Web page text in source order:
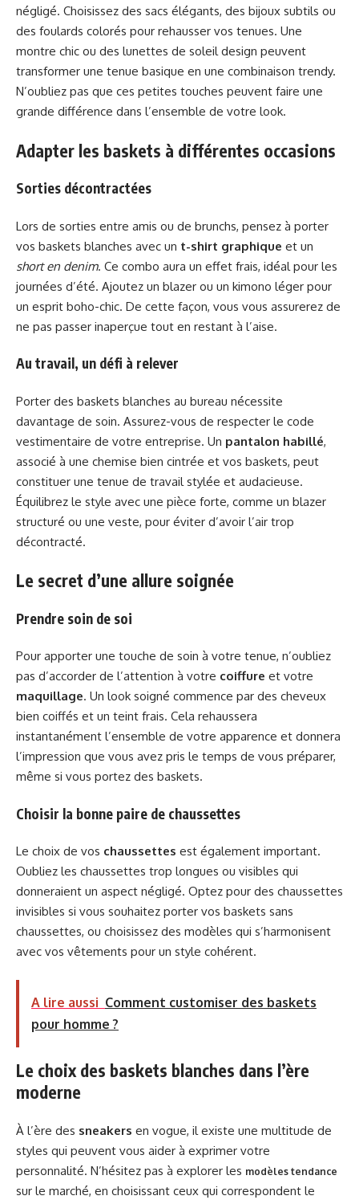
négligé. Choisissez des sacs élégants, des bijoux subtils ou
des foulards colorés pour rehausser vos tenues. Une
montre chic ou des lunettes de soleil design peuvent
transformer une tenue basique en une combinaison trendy.
N’oubliez pas que ces petites touches peuvent faire une
grande différence dans l’ensemble de votre look.
Adapter les baskets à différentes occasions
Sorties décontractées
Lors de sorties entre amis ou de brunchs, pensez à porter
vos baskets blanches avec un t-shirt graphique et un
short en denim. Ce combo aura un effet frais, idéal pour les
journées d’été. Ajoutez un blazer ou un kimono léger pour
un esprit boho-chic. De cette façon, vous vous assurerez de
ne pas passer inaperçue tout en restant à l’aise.
Au travail, un défi à relever
Porter des baskets blanches au bureau nécessite
davantage de soin. Assurez-vous de respecter le code
vestimentaire de votre entreprise. Un pantalon habillé,
associé à une chemise bien cintrée et vos baskets, peut
constituer une tenue de travail stylée et audacieuse.
Équilibrez le style avec une pièce forte, comme un blazer
structuré ou une veste, pour éviter d’avoir l’air trop
décontracté.
Le secret d’une allure soignée
Prendre soin de soi
Pour apporter une touche de soin à votre tenue, n’oubliez
pas d’accorder de l’attention à votre coiffure et votre
maquillage. Un look soigné commence par des cheveux
bien coiffés et un teint frais. Cela rehaussera
instantanément l’ensemble de votre apparence et donnera
l’impression que vous avez pris le temps de vous préparer,
même si vous portez des baskets.
Choisir la bonne paire de chaussettes
Le choix de vos chaussettes est également important.
Oubliez les chaussettes trop longues ou visibles qui
donneraient un aspect négligé. Optez pour des chaussettes
invisibles si vous souhaitez porter vos baskets sans
chaussettes, ou choisissez des modèles qui s’harmonisent
avec vos vêtements pour un style cohérent.
A lire aussi Comment customiser des baskets
pour homme ?
Le choix des baskets blanches dans l’ère
moderne
À l’ère des sneakers en vogue, il existe une multitude de
styles qui peuvent vous aider à exprimer votre
personnalité. N’hésitez pas à explorer les modèles tendance
sur le marché, en choisissant ceux qui correspondent le